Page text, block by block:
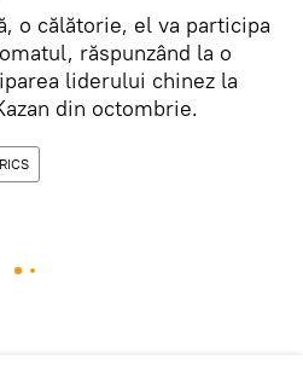
o călătorie, el va participa
răspunzând la o
liderului chinez la
din octombrie.